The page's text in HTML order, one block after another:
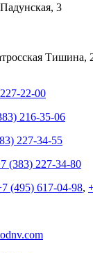
3
Тишина,
22-00
216-35-06
227-34-55
(383) 227-34-80
(495) 617-04-98,